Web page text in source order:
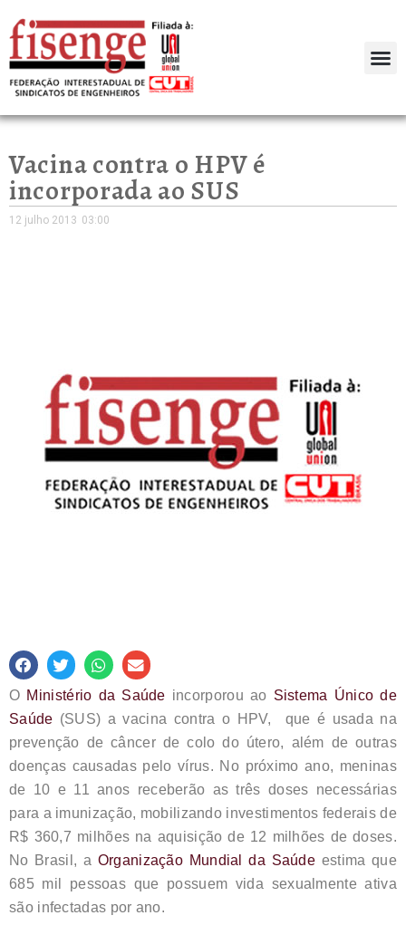
Vacina contra o HPV é
incorporada ao SUS
12 julho 2013 03:00
O Ministério da Saúde incorporou ao Sistema Único de
Saúde (SUS) a vacina contra o HPV, que é usada na
prevenção de câncer de colo do útero, além de outras
doenças causadas pelo vírus. No próximo ano, meninas
de 10 e 11 anos receberão as três doses necessárias
para a imunização, mobilizando investimentos federais de
R$ 360,7 milhões na aquisição de 12 milhões de doses.
No Brasil, a Organização Mundial da Saúde estima que
685 mil pessoas que possuem vida sexualmente ativa
são infectadas por ano.